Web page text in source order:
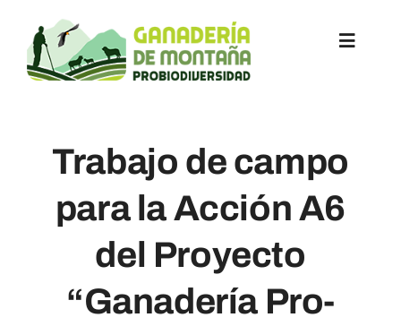
contenido
Toggle
Acciones
Objetivos
Socios
Trabajo de campo
para la Acción A6
del Proyecto
“Ganadería Pro-